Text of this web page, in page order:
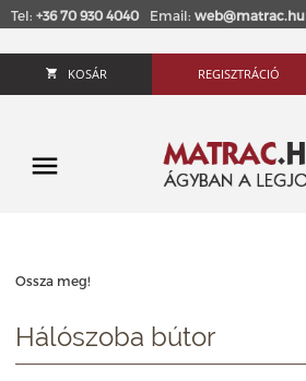
Tel: +36 70 930 4040 Email: web@matrac.hu
KOSÁR REGISZTRÁCIÓ
Ossza meg!
Hálószoba bútor